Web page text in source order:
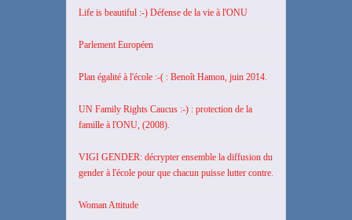
Life is beautiful :-) Défense de la vie à l'ONU
Parlement Européen
Plan égalité à l'école :-( : Benoît Hamon, juin 2014.
UN Family Rights Caucus :-) : protection de la
famille à l'ONU, (2008).
VIGI GENDER: décrypter ensemble la diffusion du
gender à l'école pour que chacun puisse lutter contre.
Woman Attitude